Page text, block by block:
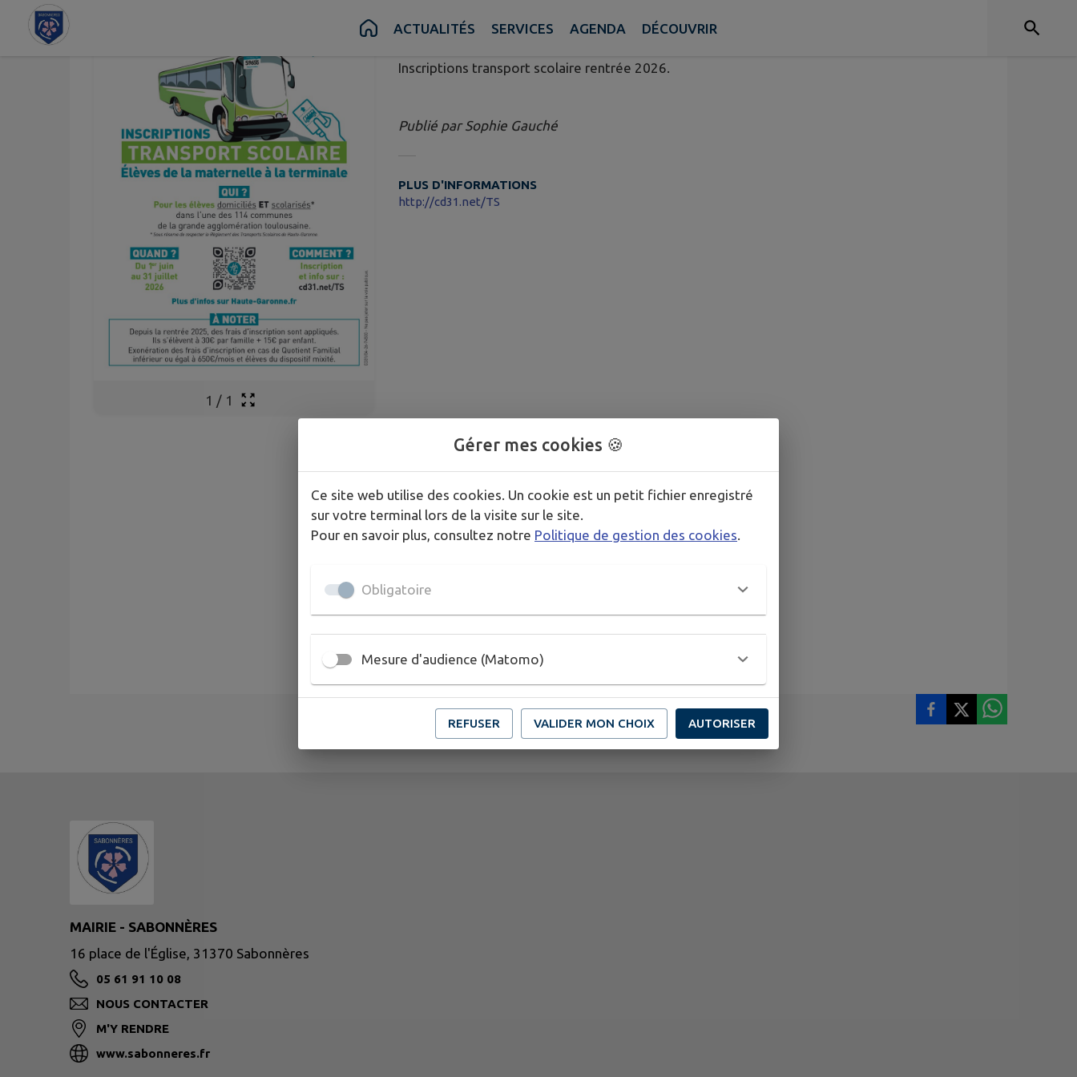
Contenu ACTUALITÉS SERVICES AGENDA DÉCOUVRIR
1 / 1
Publié le mercredi 20 mai 2026 - Sabonnères
Inscriptions transport scolaire rentrée 2026.
Publié par Sophie Gauché
PLUS D'INFORMATIONS
http://cd31.net/TS
MAIRIE - SABONNÈRES
16 place de l'Église, 31370 Sabonnères
05 61 91 10 08
NOUS CONTACTER
M'Y RENDRE
www.sabonneres.fr
Gérer mes cookies 🍪
Ce site web utilise des cookies. Un cookie est un petit fichier enregistré
sur votre terminal lors de la visite sur le site.
Pour en savoir plus, consultez notre Politique de gestion des cookies
Obligatoire
Mesure d'audience (Matomo)
REFUSER VALIDER MON CHOIX AUTORISER